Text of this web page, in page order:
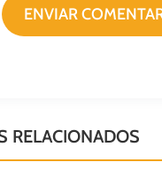
ENVIAR
RELACIONADOS